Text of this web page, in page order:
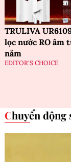
TRULIVA
lọc nước RO âm
năm
EDITOR'S CHOICE
Chuyển động